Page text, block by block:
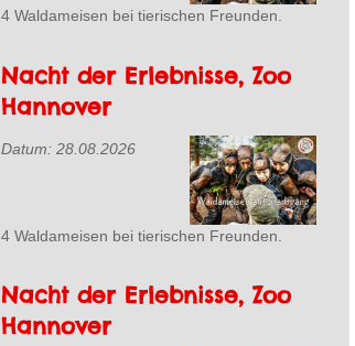
4 Waldameisen bei tierischen Freunden.
Nacht der Erlebnisse, Zoo
Hannover
Datum: 28.08.2026
4 Waldameisen bei tierischen Freunden.
Nacht der Erlebnisse, Zoo
Hannover